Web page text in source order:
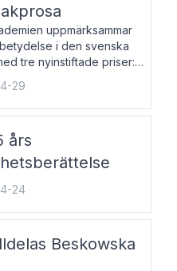
uppmärksammar
i den svenska
tre nyinstiftade priser:
pris till
författare av svensk
i år går till Magnus
29
års
24
Beskowska